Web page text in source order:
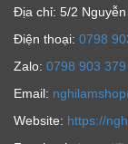
Địa chỉ: 5/2
Ðiện thoại: 0798
Zalo: 0798 903
Email:
Website: https://